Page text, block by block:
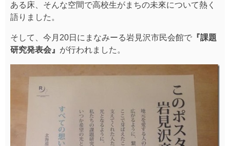
ある床、そんな空間で高校生がまちの未來について熱く
語りました。
そして、今月20日にまなみーる岩見沢市民会館で 『課題
研究発表会』 が行われました。